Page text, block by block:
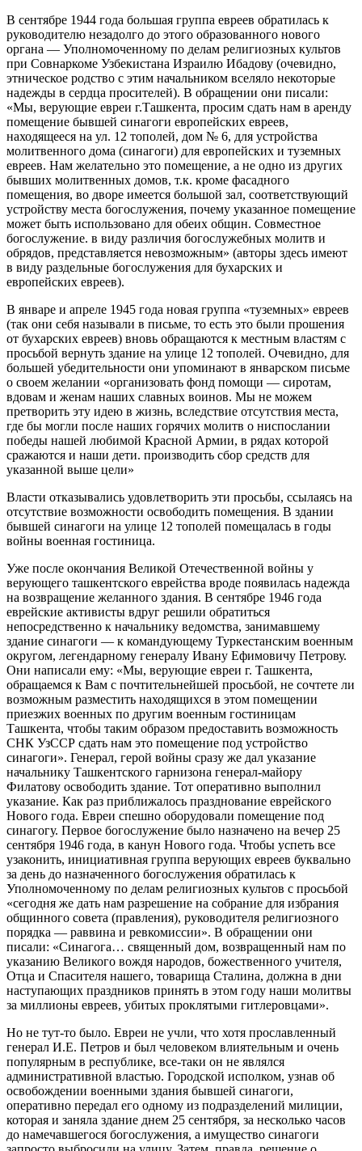
В сентябре 1944 года большая группа евреев обратилась к
руководителю незадолго до этого образованного нового
органа — Уполномоченному по делам религиозных культов
при Совнаркоме Узбекистана Израилю Ибадову (очевидно,
этническое родство с этим начальником вселяло некоторые
надежды в сердца просителей). В обращении они писали:
«Мы, верующие евреи г.Ташкента, просим сдать нам в аренду
помещение бывшей синагоги европейских евреев,
находящееся на ул. 12 тополей, дом № 6, для устройства
молитвенного дома (синагоги) для европейских и туземных
евреев. Нам желательно это помещение, а не одно из других
бывших молитвенных домов, т.к. кроме фасадного
помещения, во дворе имеется большой зал, соответствующий
устройству места богослужения, почему указанное помещение
может быть использовано для обеих общин. Совместное
богослужение. в виду различия богослужебных молитв и
обрядов, представляется невозможным» (авторы здесь имеют
в виду раздельные богослужения для бухарских и
европейских евреев).
В январе и апреле 1945 года новая группа «туземных» евреев
(так они себя называли в письме, то есть это были прошения
от бухарских евреев) вновь обращаются к местным властям с
просьбой вернуть здание на улице 12 тополей. Очевидно, для
большей убедительности они упоминают в январском письме
о своем желании «организовать фонд помощи — сиротам,
вдовам и женам наших славных воинов. Мы не можем
претворить эту идею в жизнь, вследствие отсутствия места,
где бы могли после наших горячих молитв о ниспослании
победы нашей любимой Красной Армии, в рядах которой
сражаются и наши дети. производить сбор средств для
указанной выше цели»
Власти отказывались удовлетворить эти просьбы, ссылаясь на
отсутствие возможности освободить помещения. В здании
бывшей синагоги на улице 12 тополей помещалась в годы
войны военная гостиница.
Уже после окончания Великой Отечественной войны у
верующего ташкентского еврейства вроде появилась надежда
на возвращение желанного здания. В сентябре 1946 года
еврейские активисты вдруг решили обратиться
непосредственно к начальнику ведомства, занимавшему
здание синагоги — к командующему Туркестанским военным
округом, легендарному генералу Ивану Ефимовичу Петрову.
Они написали ему: «Мы, верующие евреи г. Ташкента,
обращаемся к Вам с почтительнейшей просьбой, не сочтете ли
возможным разместить находящихся в этом помещении
приезжих военных по другим военным гостиницам
Ташкента, чтобы таким образом предоставить возможность
СНК УзССР сдать нам это помещение под устройство
синагоги». Генерал, герой войны сразу же дал указание
начальнику Ташкентского гарнизона генерал-майору
Филатову освободить здание. Тот оперативно выполнил
указание. Как раз приближалось празднование еврейского
Нового года. Евреи спешно оборудовали помещение под
синагогу. Первое богослужение было назначено на вечер 25
сентября 1946 года, в канун Нового года. Чтобы успеть все
узаконить, инициативная группа верующих евреев буквально
за день до назначенного богослужения обратилась к
Уполномоченному по делам религиозных культов с просьбой
«сегодня же дать нам разрешение на собрание для избрания
общинного совета (правления), руководителя религиозного
порядка — раввина и ревкомиссии». В обращении они
писали: «Синагога… священный дом, возвращенный нам по
указанию Великого вождя народов, божественного учителя,
Отца и Спасителя нашего, товарища Сталина, должна в дни
наступающих праздников принять в этом году наши молитвы
за миллионы евреев, убитых проклятыми гитлеровцами».
Но не тут-то было. Евреи не учли, что хотя прославленный
генерал И.Е. Петров и был человеком влиятельным и очень
популярным в республике, все-таки он не являлся
административной властью. Городской исполком, узнав об
освобождении военными здания бывшей синагоги,
оперативно передал его одному из подразделений милиции,
которая и заняла здание днем 25 сентября, за несколько часов
до намечавшегося богослужения, а имущество синагоги